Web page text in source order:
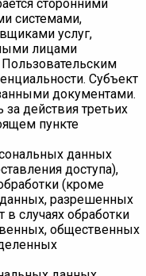
сторонними
системами,
услуг,
лицами
Субъект
документами.
за действия третьих
пункте
данных
доступа),
(кроме
разрешенных
в случаях обработки
общественных